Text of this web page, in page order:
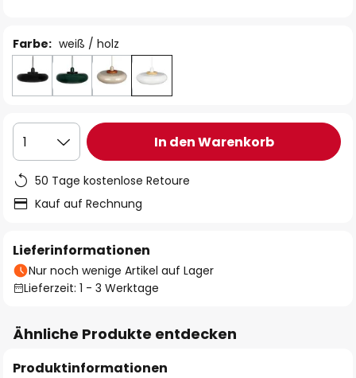
Farbe: weiß / holz
1 In den Warenkorb
50 Tage kostenlose Retoure
Kauf auf Rechnung
Lieferinformationen
Nur noch wenige Artikel auf Lager
Lieferzeit: 1 - 3 Werktage
Ähnliche Produkte entdecken
Produktinformationen